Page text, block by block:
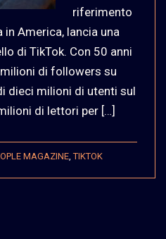
riferimento
America, lancia una
di TikTok. Con 50 anni
di followers su
dieci milioni di utenti sul
di lettori per […]
MAGAZINE ,TIKTOK